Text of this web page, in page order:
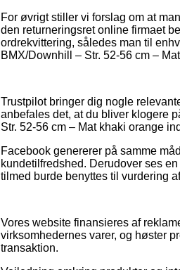
For øvrigt stiller vi forslag om at
den returneringsret online firmaet
ordrekvittering, således man til
BMX/Downhill – Str. 52-56 cm –
Trustpilot bringer dig nogle
anbefales det, at du bliver klogere
Str. 52-56 cm – Mat khaki orange
Facebook genererer på samme
kundetilfredshed. Derudover ses
tilmed burde benyttes til vurdering
Vores website finansieres af
virksomhedernes varer, og høster
transaktion.